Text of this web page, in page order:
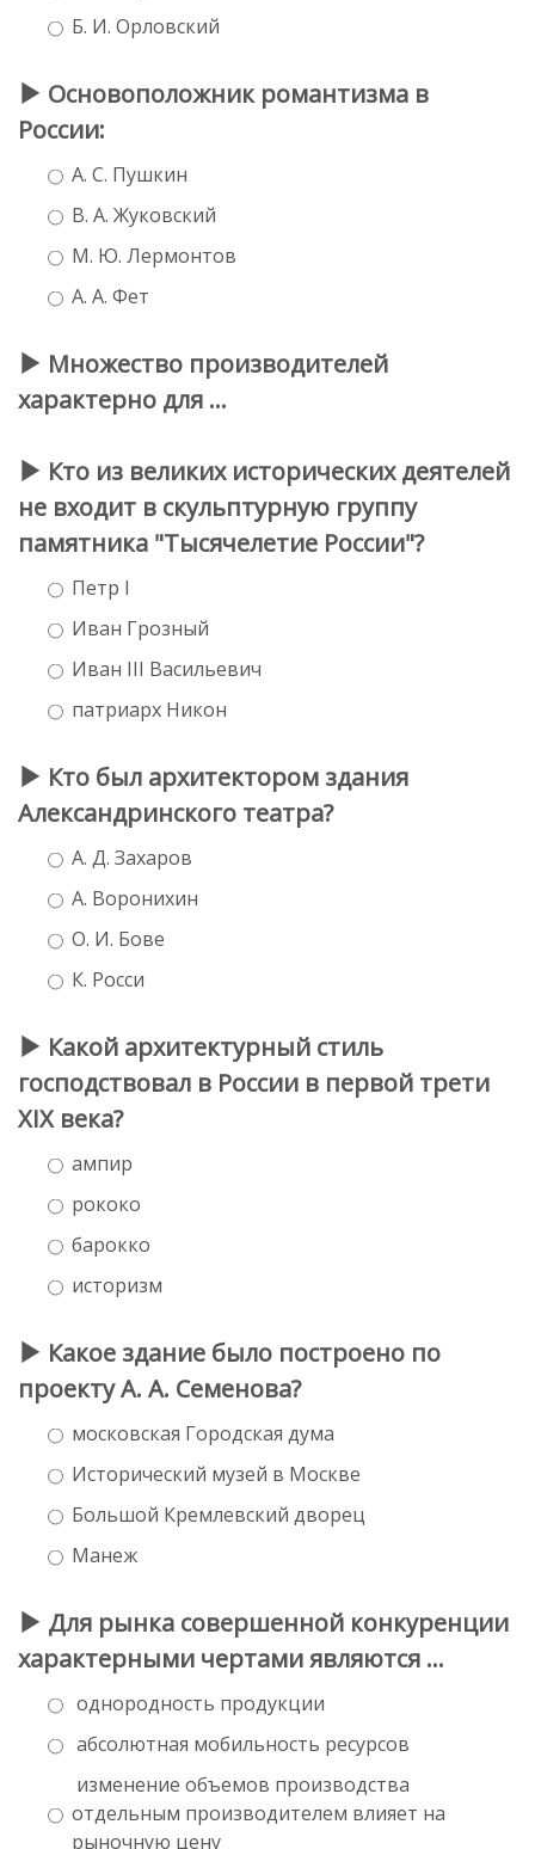
Б. И. Орловский
Основоположник романтизма в
России:
А. С. Пушкин
В. А. Жуковский
М. Ю. Лермонтов
А. А. Фет
Множество производителей
характерно для …
Кто из великих исторических деятелей
не входит в скульптурную группу
памятника "Тысячелетие России"?
Петр I
Иван Грозный
Иван III Васильевич
патриарх Никон
Кто был архитектором здания
Александринского театра?
А. Д. Захаров
А. Воронихин
О. И. Бове
К. Росси
Какой архитектурный стиль
господствовал в России в первой трети
XIX века?
ампир
рококо
барокко
историзм
Какое здание было построено по
проекту А. А. Семенова?
московская Городская дума
Исторический музей в Москве
Большой Кремлевский дворец
Манеж
Для рынка совершенной конкуренции
характерными чертами являются …
однородность продукции
абсолютная мобильность ресурсов
изменение объемов производства
отдельным производителем влияет на
рыночную цену